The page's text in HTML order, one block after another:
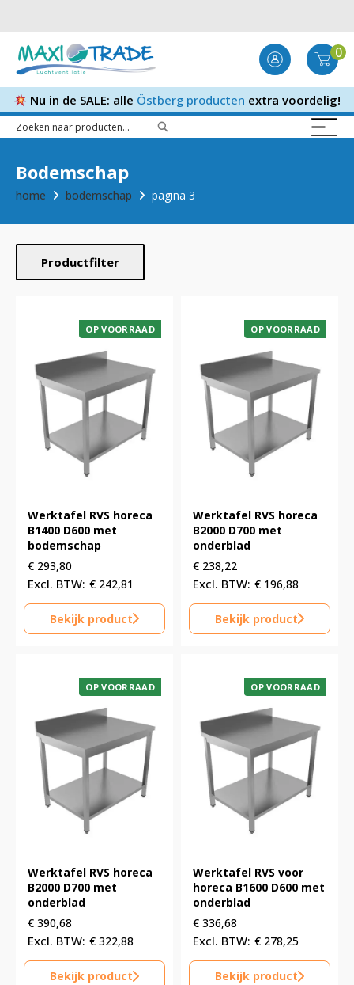
0
Nu in de SALE: alle Östberg producten extra voordelig!
Bodemschap
home bodemschap pagina 3
Productfilter
OP VOORRAAD
Werktafel RVS horeca
B1400 D600 met
bodemschap
€ 293,80
€ 242,81
Bekijk product
OP VOORRAAD
Werktafel RVS horeca
B2000 D700 met
onderblad
€ 238,22
€ 196,88
Bekijk product
OP VOORRAAD
Werktafel RVS horeca
B2000 D700 met
onderblad
€ 390,68
€ 322,88
Bekijk product
OP VOORRAAD
Werktafel RVS voor
horeca B1600 D600 met
onderblad
€ 336,68
€ 278,25
Bekijk product